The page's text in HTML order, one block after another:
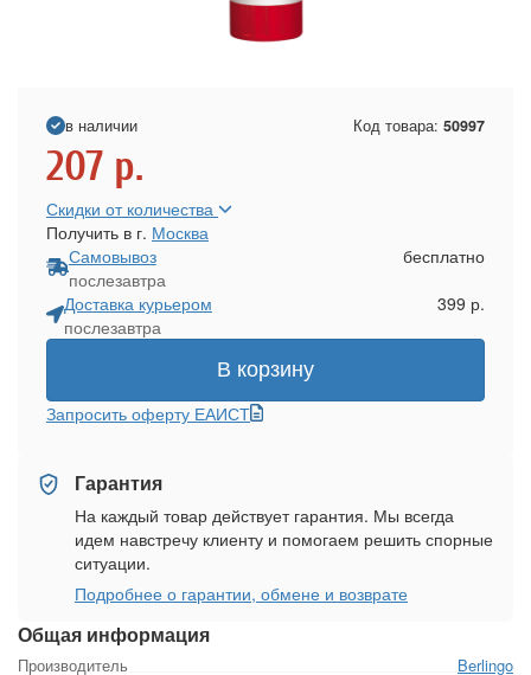
Общая информация
Производитель Berlingo
в наличии Код товара: 50997
207 р.
Скидки от количества
Получить в г. Москва
Самовывоз
послезавтра
бесплатно
Доставка курьером
послезавтра
399 р.
В корзину
Запросить оферту ЕАИСТ
Гарантия
На каждый товар действует гарантия. Мы всегда
идем навстречу клиенту и помогаем решить спорные
ситуации.
Подробнее о гарантии, обмене и возврате